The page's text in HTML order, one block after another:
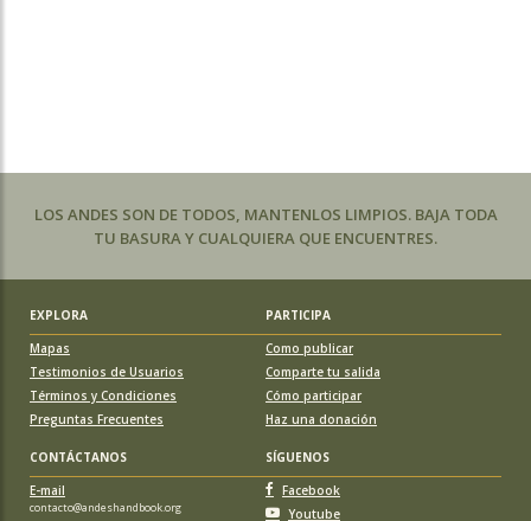
LOS ANDES SON DE TODOS, MANTENLOS LIMPIOS. BAJA TODA
TU BASURA Y CUALQUIERA QUE ENCUENTRES.
EXPLORA
PARTICIPA
Mapas
Testimonios de Usuarios
Términos y Condiciones
Preguntas Frecuentes
Como publicar
Comparte tu salida
Cómo participar
Haz una donación
CONTÁCTANOS
SÍGUENOS
E-mail
contacto@andeshandbook.org
Facebook
Youtube